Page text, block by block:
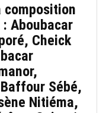
composition
: Aboubacar
Cheick
Sébé,
Nitiéma,